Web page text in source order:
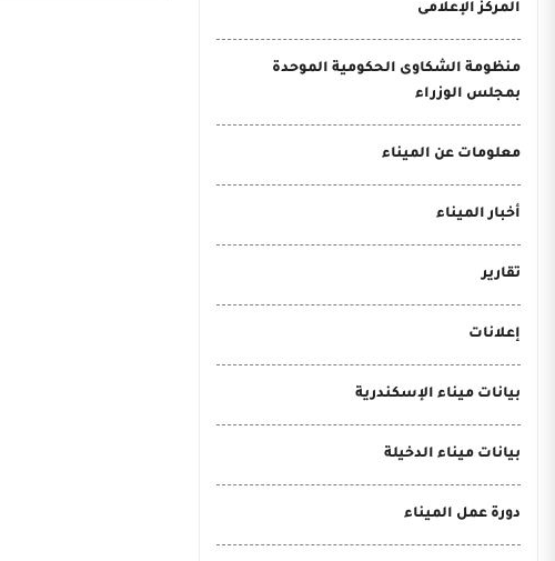
المركز الإعلامى
منظومة الشكاوى الحكومية الموحدة
بمجلس الوزراء
معلومات عن الميناء
أخبار الميناء
تقارير
إعلانات
بيانات ميناء الإسكندرية
بيانات ميناء الدخيلة
دورة عمل الميناء